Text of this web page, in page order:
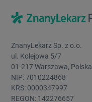
ZnanyLekarz Sp. z o.o.
ul. Kolejowa 5/7
01-217 Warszawa, Polska
NIP: 7010224868
KRS: 0000347997
REGON: 142276657